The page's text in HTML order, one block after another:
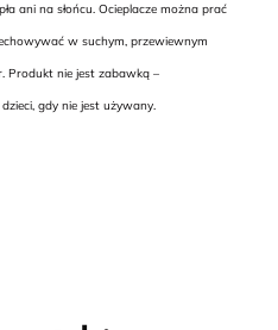
ani na słońcu. Ocieplacze można prać
w suchym, przewiewnym
Produkt nie jest zabawką –
gdy nie jest używany.